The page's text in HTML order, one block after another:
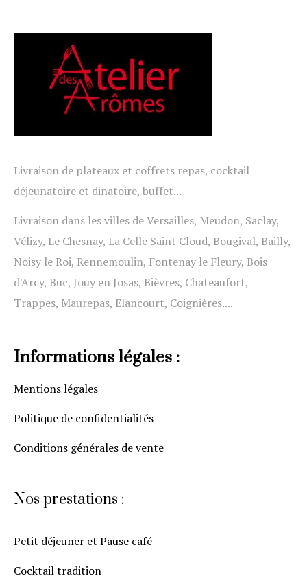
Livraison de plateaux et coffrets repas, cocktail
déjeunatoire et dinatoire, buffet...
Livraison dans les villes de Versailles, Meudon, Saclay,
Vélizy, Le Chesnay, La Celle Saint Cloud, Bougival, Bailly,
Noisy le Roi, Rennemoulin, Fontenay le Fleury, Bois
d'Arcy, Buc, Jouy en Josas, Bièvres, Chateaufort,
Trappes, Maurepas, Elancourt, Coignières....
Informations légales :
Mentions légales
Politique de confidentialités
Conditions générales de vente
Nos prestations :
Petit déjeuner et Pause café
Cocktail tradition